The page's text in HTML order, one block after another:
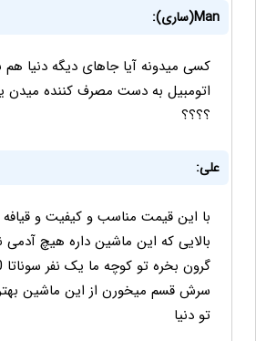
Man(ساری):
کسی میدونه آیا جاهای دیگه دنیا هم
اتومبیل به دست مصرف کننده میدن
؟؟؟؟
علی:
با این قیمت مناسب و کیفیت و
بالایی که این ماشین داره هیچ آدمی
سرش قسم میخورن از این ماشین
تو دنيا